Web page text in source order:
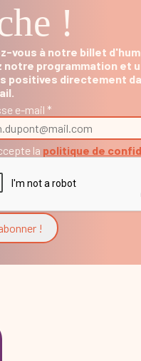
!
vous à notre billet
notre programmation et
positives directement
e-mail *
la politique de